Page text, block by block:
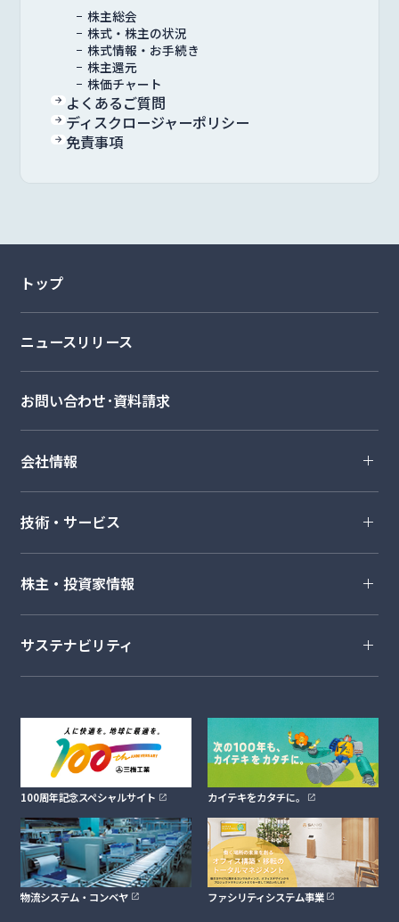
株主総会
株式・株主の状況
株式情報・お手続き
株主還元
株価チャート
よくあるご質問
ディスクロージャーポリシー
免責事項
トップ
ニュースリリース
お問い合わせ･資料請求
会社情報
技術・サービス
株主・投資家情報
サステナビリティ
100周年記念スペシャルサイト カイテキをカタチに。
物流システム・コンベヤ ファシリティシステム事業